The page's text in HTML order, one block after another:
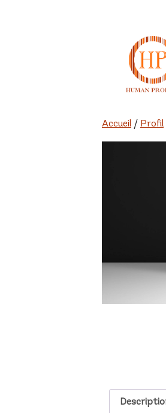
contenu
Accueil / Profil